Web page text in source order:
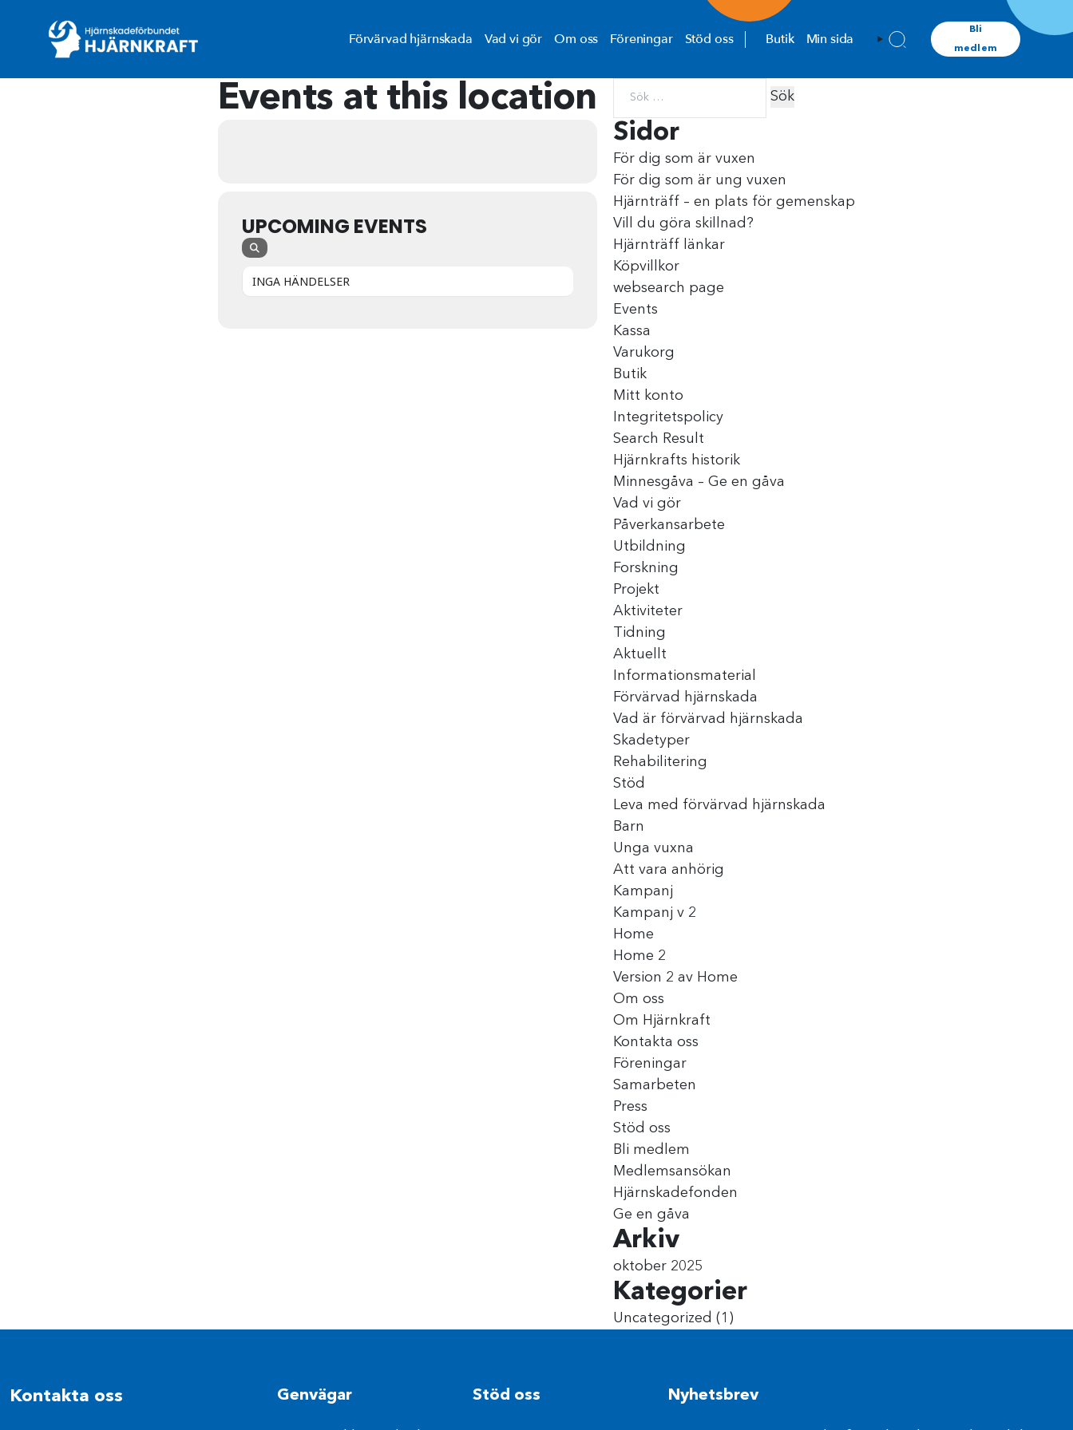
Förvärvad hjärnskada Vad vi gör Om oss Föreningar Stöd oss Butik Min sida
Bli
medlem
Events at this location
UPCOMING EVENTS
INGA HÄNDELSER
Sidor
För dig som är vuxen
För dig som är ung vuxen
Hjärnträff – en plats för gemenskap
Vill du göra skillnad?
Hjärnträff länkar
Köpvillkor
websearch page
Events
Kassa
Varukorg
Butik
Mitt konto
Integritetspolicy
Search Result
Hjärnkrafts historik
Minnesgåva – Ge en gåva
Vad vi gör
Påverkansarbete
Utbildning
Forskning
Projekt
Aktiviteter
Tidning
Aktuellt
Informationsmaterial
Förvärvad hjärnskada
Vad är förvärvad hjärnskada
Skadetyper
Rehabilitering
Stöd
Leva med förvärvad hjärnskada
Barn
Unga vuxna
Att vara anhörig
Kampanj
Kampanj v 2
Home
Home 2
Version 2 av Home
Om oss
Om Hjärnkraft
Kontakta oss
Föreningar
Samarbeten
Press
Stöd oss
Bli medlem
Medlemsansökan
Hjärnskadefonden
Ge en gåva
Arkiv
oktober 2025
Kategorier
Uncategorized (1)
Kontakta oss Genvägar Stöd oss Nyhetsbrev